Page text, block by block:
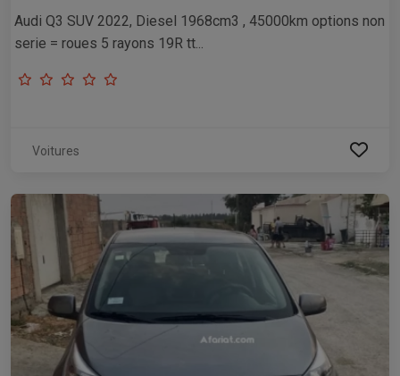
Audi Q3 SUV 2022, Diesel 1968cm3 , 45000km options non
serie = roues 5 rayons 19R tt...
Voitures